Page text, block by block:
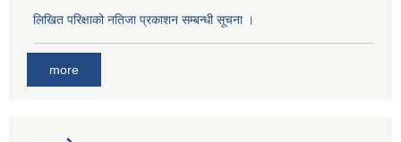
लिखित परिक्षाको नतिजा प्रकाशन सम्बन्धी सूचना ।
more